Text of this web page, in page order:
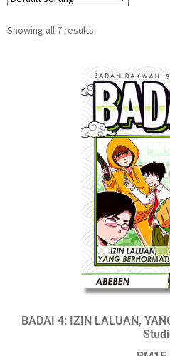
Showing all 7 results
BADAI 4: IZIN LALUAN,